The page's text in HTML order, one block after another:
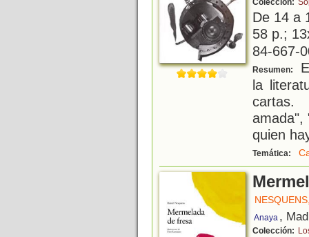
Colección:
De 14 a
58 p.;
84-667-
Resumen:
la
cartas.
amada",
quien
Temática:
Anaya ,
Colección: